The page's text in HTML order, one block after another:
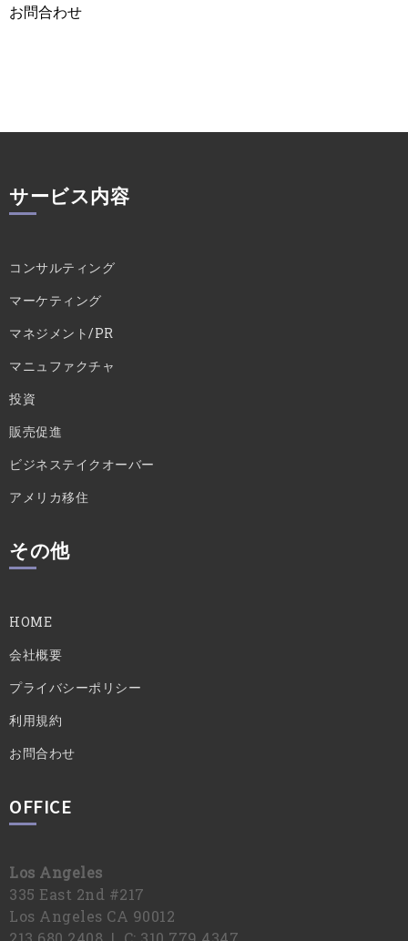
お問合わせ
サービス内容
コンサルティング
マーケティング
マネジメント/PR
マニュファクチャ
投資
販売促進
ビジネステイクオーバー
アメリカ移住
その他
HOME
会社概要
プライバシーポリシー
利用規約
お問合わせ
OFFICE
Los Angeles
335 East 2nd #217
Los Angeles CA 90012